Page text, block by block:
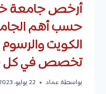
أرخص جامعة
حسب أهم
الكويت
تخصص في كل
بواسطة عماد 22 يوليو، 2023